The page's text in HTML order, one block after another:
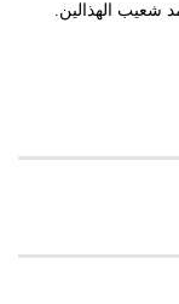
شعيب الهذالين.